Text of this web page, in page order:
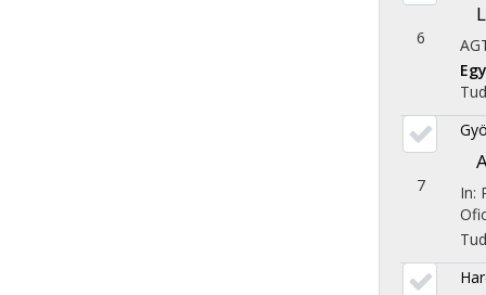
6
7 In: